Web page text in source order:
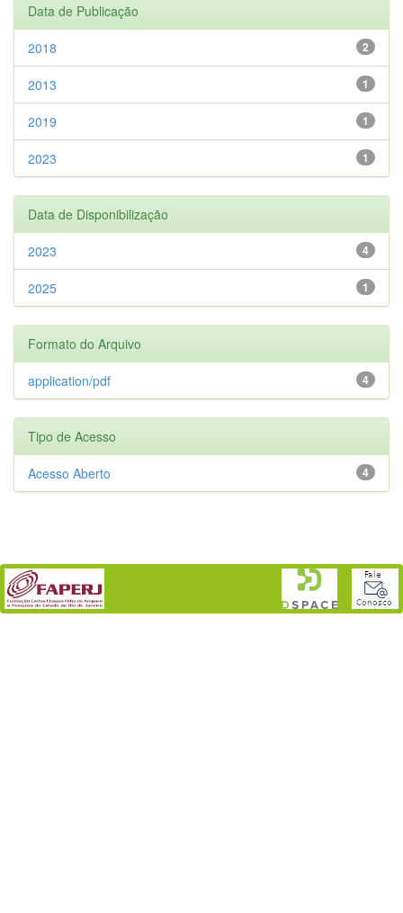
Data de Publicação
2
2018
1
2013
1
2019
1
2023
Data de Disponibilização
4
2023
1
2025
Formato do Arquivo
4
application/pdf
Tipo de Acesso
4
Acesso Aberto